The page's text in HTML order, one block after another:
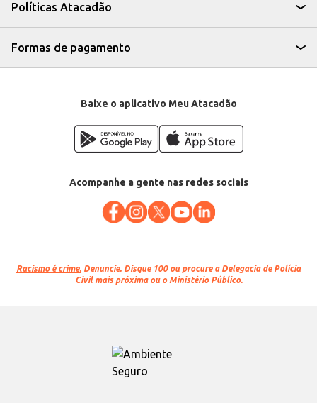
Políticas Atacadão
Formas de pagamento
Baixe o aplicativo Meu Atacadão
Acompanhe a gente nas redes sociais
Racismo é crime. Denuncie. Disque 100 ou procure a Delegacia de Polícia
Civil mais próxima ou o Ministério Público.